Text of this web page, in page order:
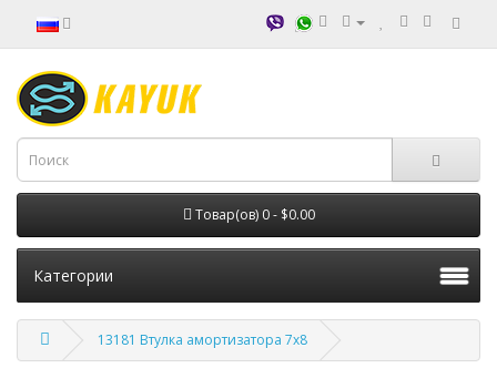
Товар(ов) 0 - $0.00
Категории
13181 Втулка амортизатора 7х8